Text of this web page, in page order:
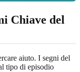
Chiave del
aiuto. I segni del
tipo di episodio